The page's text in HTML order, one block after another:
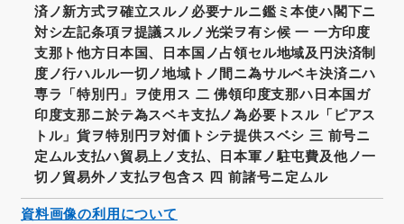
済ノ新方式ヲ確立スルノ必要ナルニ鑑ミ本使ハ閣下ニ
対シ左記条項ヲ提議スルノ光栄ヲ有シ候 一 一方印度
支那ト他方日本国、日本国ノ占領セル地域及円決済制
度ノ行ハルル一切ノ地域トノ間ニ為サルベキ決済ニハ
専ラ「特別円」ヲ使用ス 二 佛領印度支那ハ日本国ガ
印度支那ニ於テ為スベキ支払ノ為必要トスル「ピアス
トル」貨ヲ特別円ヲ対価トシテ提供スベシ 三 前号ニ
定ムル支払ハ貿易上ノ支払、日本軍ノ駐屯費及他ノ一
切ノ貿易外ノ支払ヲ包含ス 四 前諸号ニ定ムル
資料画像の利用について